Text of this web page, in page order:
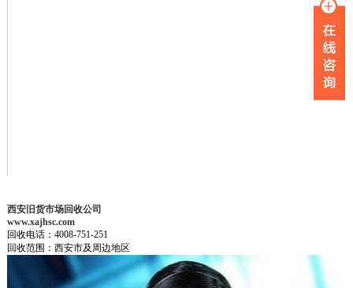
西安旧货市场回收公司
www.xajhsc.com
回收电话：4008-751-251
回收范围：西安市及周边地区